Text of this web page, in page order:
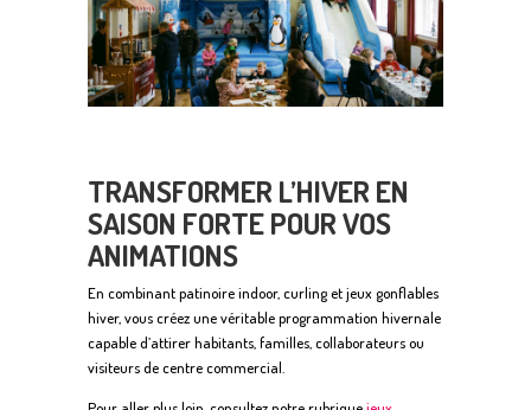
TRANSFORMER L’HIVER EN
SAISON FORTE POUR VOS
ANIMATIONS
En combinant patinoire indoor, curling et jeux gonflables
hiver, vous créez une véritable programmation hivernale
capable d’attirer habitants, familles, collaborateurs ou
visiteurs de centre commercial.